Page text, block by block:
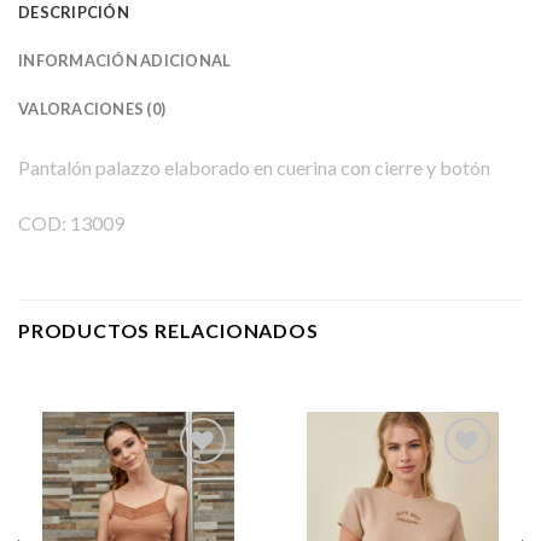
DESCRIPCIÓN
INFORMACIÓN ADICIONAL
VALORACIONES (0)
Pantalón palazzo elaborado en cuerina con cierre y botón
COD: 13009
PRODUCTOS RELACIONADOS